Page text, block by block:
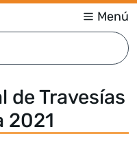
Menú
de Travesías
2021